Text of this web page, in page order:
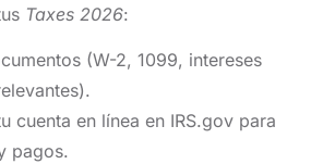
Taxes 2026:
(W-2, 1099, intereses
cuenta en línea en IRS.gov para
pagos.